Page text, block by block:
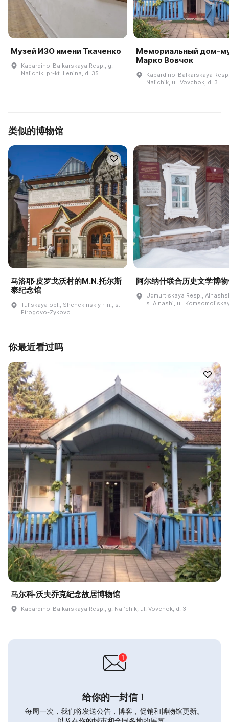
Музей ИЗО имени Ткаченко
Kabardino-Balkarskaya Resp., g.
Nalʹchik, pr-kt. Lenina, d. 35
Мемориальный дом-
Марко Вовчок
Kabardino-Balkarskaya
Nalʹchik, ul. Vovchok, d. 3
类似的博物馆
马洛耶·皮罗戈沃村的M.N.托尔斯
泰纪念馆
Tulʹskaya obl., Shchekinskiy r-n., s.
Pirogovo-Zykovo
阿尔纳什联合历史文学博
Udmurt·skaya Resp.,
s. Alnashi, ul.
你最近看过吗
马尔科·沃夫乔克纪念故居博物馆
Kabardino-Balkarskaya Resp., g. Nalʹchik, ul. Vovchok, d. 3
给你的一封信！
每周一次，我们将发送公告，博客，促销和博物馆更新。